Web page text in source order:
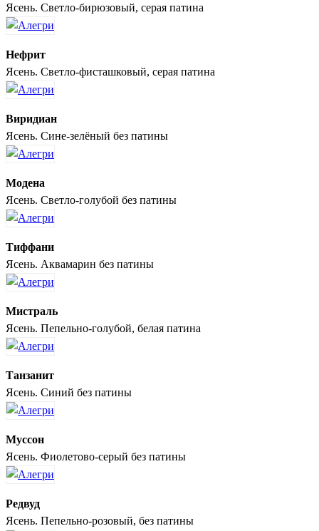
Ясень. Светло-бирюзовый, серая патина
Нефрит
Ясень. Светло-фисташковый, серая патина
Виридиан
Ясень. Сине-зелёный без патины
Модена
Ясень. Светло-голубой без патины
Тиффани
Ясень. Аквамарин без патины
Мистраль
Ясень. Пепельно-голубой, белая патина
Танзанит
Ясень. Синий без патины
Муссон
Ясень. Фиолетово-серый без патины
Редвуд
Ясень. Пепельно-розовый, без патины